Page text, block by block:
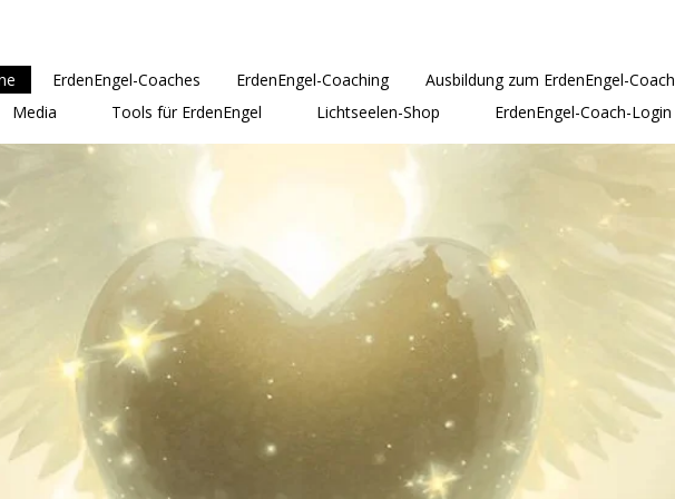
ErdenEngel-Coaches ErdenEngel-Coaching Ausbildung zum ErdenEngel-Coach
Media Tools für ErdenEngel Lichtseelen-Shop ErdenEngel-Coach-Login